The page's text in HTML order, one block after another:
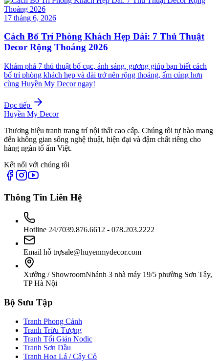
17 tháng 6, 2026
Cách Bố Trí Phòng Khách Hẹp Dài: 7 Thủ Thuật
Decor Rộng Thoáng 2026
Khám phá 7 thủ thuật bố cục, ánh sáng, gương giúp bạn biết cách
bố trí phòng khách hẹp và dài trở nên rộng thoáng, ấm cúng hơn
cùng Huyền My Decor ngay!
Đọc tiếp
Huyền My Decor
Thương hiệu tranh trang trí nội thất cao cấp. Chúng tôi tự hào mang
đến không gian sống nghệ thuật, hiện đại và đậm chất riêng cho
hàng ngàn tổ ấm Việt.
Kết nối với chúng tôi
Thông Tin Liên Hệ
Hotline 24/7039.876.6612 - 078.203.2222
Email hỗ trợsale@huyenmydecor.com
Xưởng / ShowroomNhánh 3 nhà máy 19/5 phường Sơn Tây,
TP Hà Nội
Bộ Sưu Tập
Tranh Phong Cảnh
Tranh Trừu Tượng
Tranh Tối Giản Nodic
Tranh Sơn Dầu
Tranh Hoa Lá / Cây Cỏ